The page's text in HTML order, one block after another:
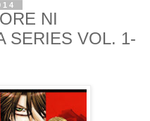
NI
SERIES VOL. 1-